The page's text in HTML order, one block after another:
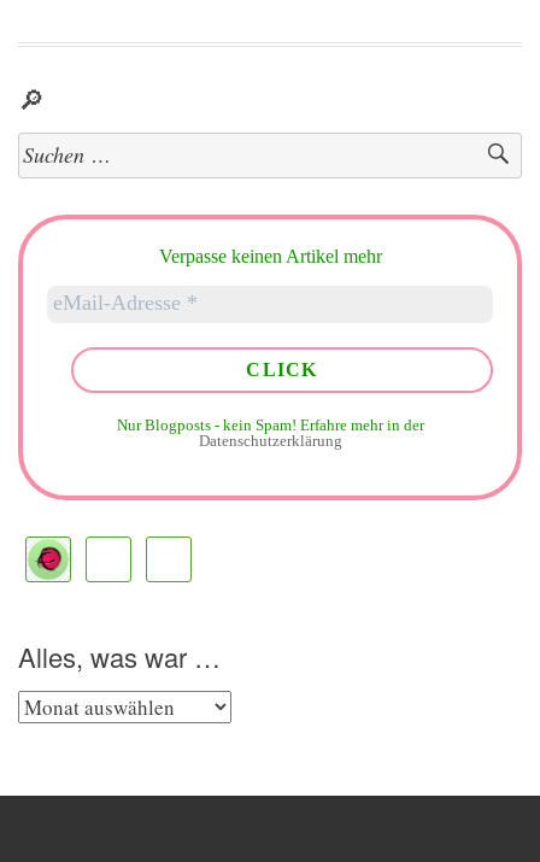
🔎
Suchen
nach:
Verpasse keinen Artikel mehr
Nur Blogposts - kein Spam! Erfahre mehr in der
Datenschutzerklärung
Alles, was war …
Alles,
…